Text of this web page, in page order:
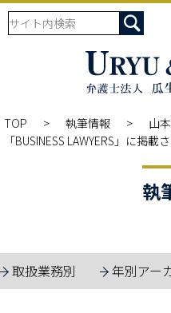
TOP 執筆情報
山
「BUSINESS LAWYERS」に掲載
執
取扱業務別 年別アー